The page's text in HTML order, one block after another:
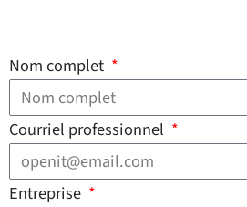
Nom complet
Courriel professionnel
Entreprise